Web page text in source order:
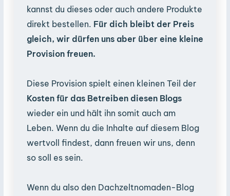
kannst du dieses oder auch andere Produkte
direkt bestellen. Für dich bleibt der Preis
gleich, wir dürfen uns aber über eine kleine
Provision freuen.
Diese Provision spielt einen kleinen Teil der
Kosten für das Betreiben diesen Blogs
wieder ein und hält ihn somit auch am
Leben. Wenn du die Inhalte auf diesem Blog
wertvoll findest, dann freuen wir uns, denn
so soll es sein.
Wenn du also den Dachzeltnomaden-Blog